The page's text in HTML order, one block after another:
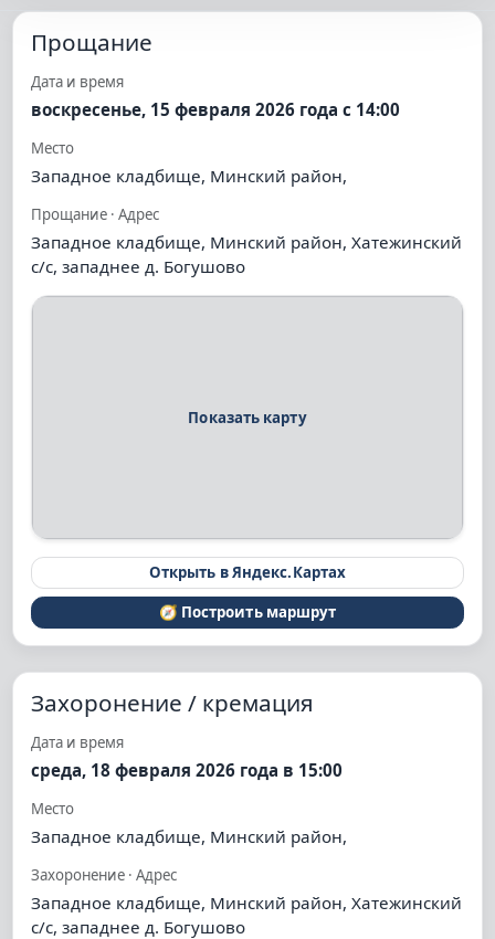
Прощание
Дата и время
воскресенье, 15 февраля 2026 года с 14:00
Место
Западное кладбище, Минский район,
Прощание · Адрес
Западное кладбище, Минский район, Хатежинский
с/с, западнее д. Богушово
Показать карту
Открыть в Яндекс.Картах
🧭 Построить маршрут
Захоронение / кремация
Дата и время
среда, 18 февраля 2026 года в 15:00
Место
Западное кладбище, Минский район,
Захоронение · Адрес
Западное кладбище, Минский район, Хатежинский
с/с, западнее д. Богушово